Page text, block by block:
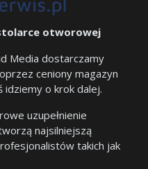
otworowej
Media dostarczamy
ceniony magazyn
idziemy o krok dalej.
uzupełnienie
najsilniejszą
takich jak